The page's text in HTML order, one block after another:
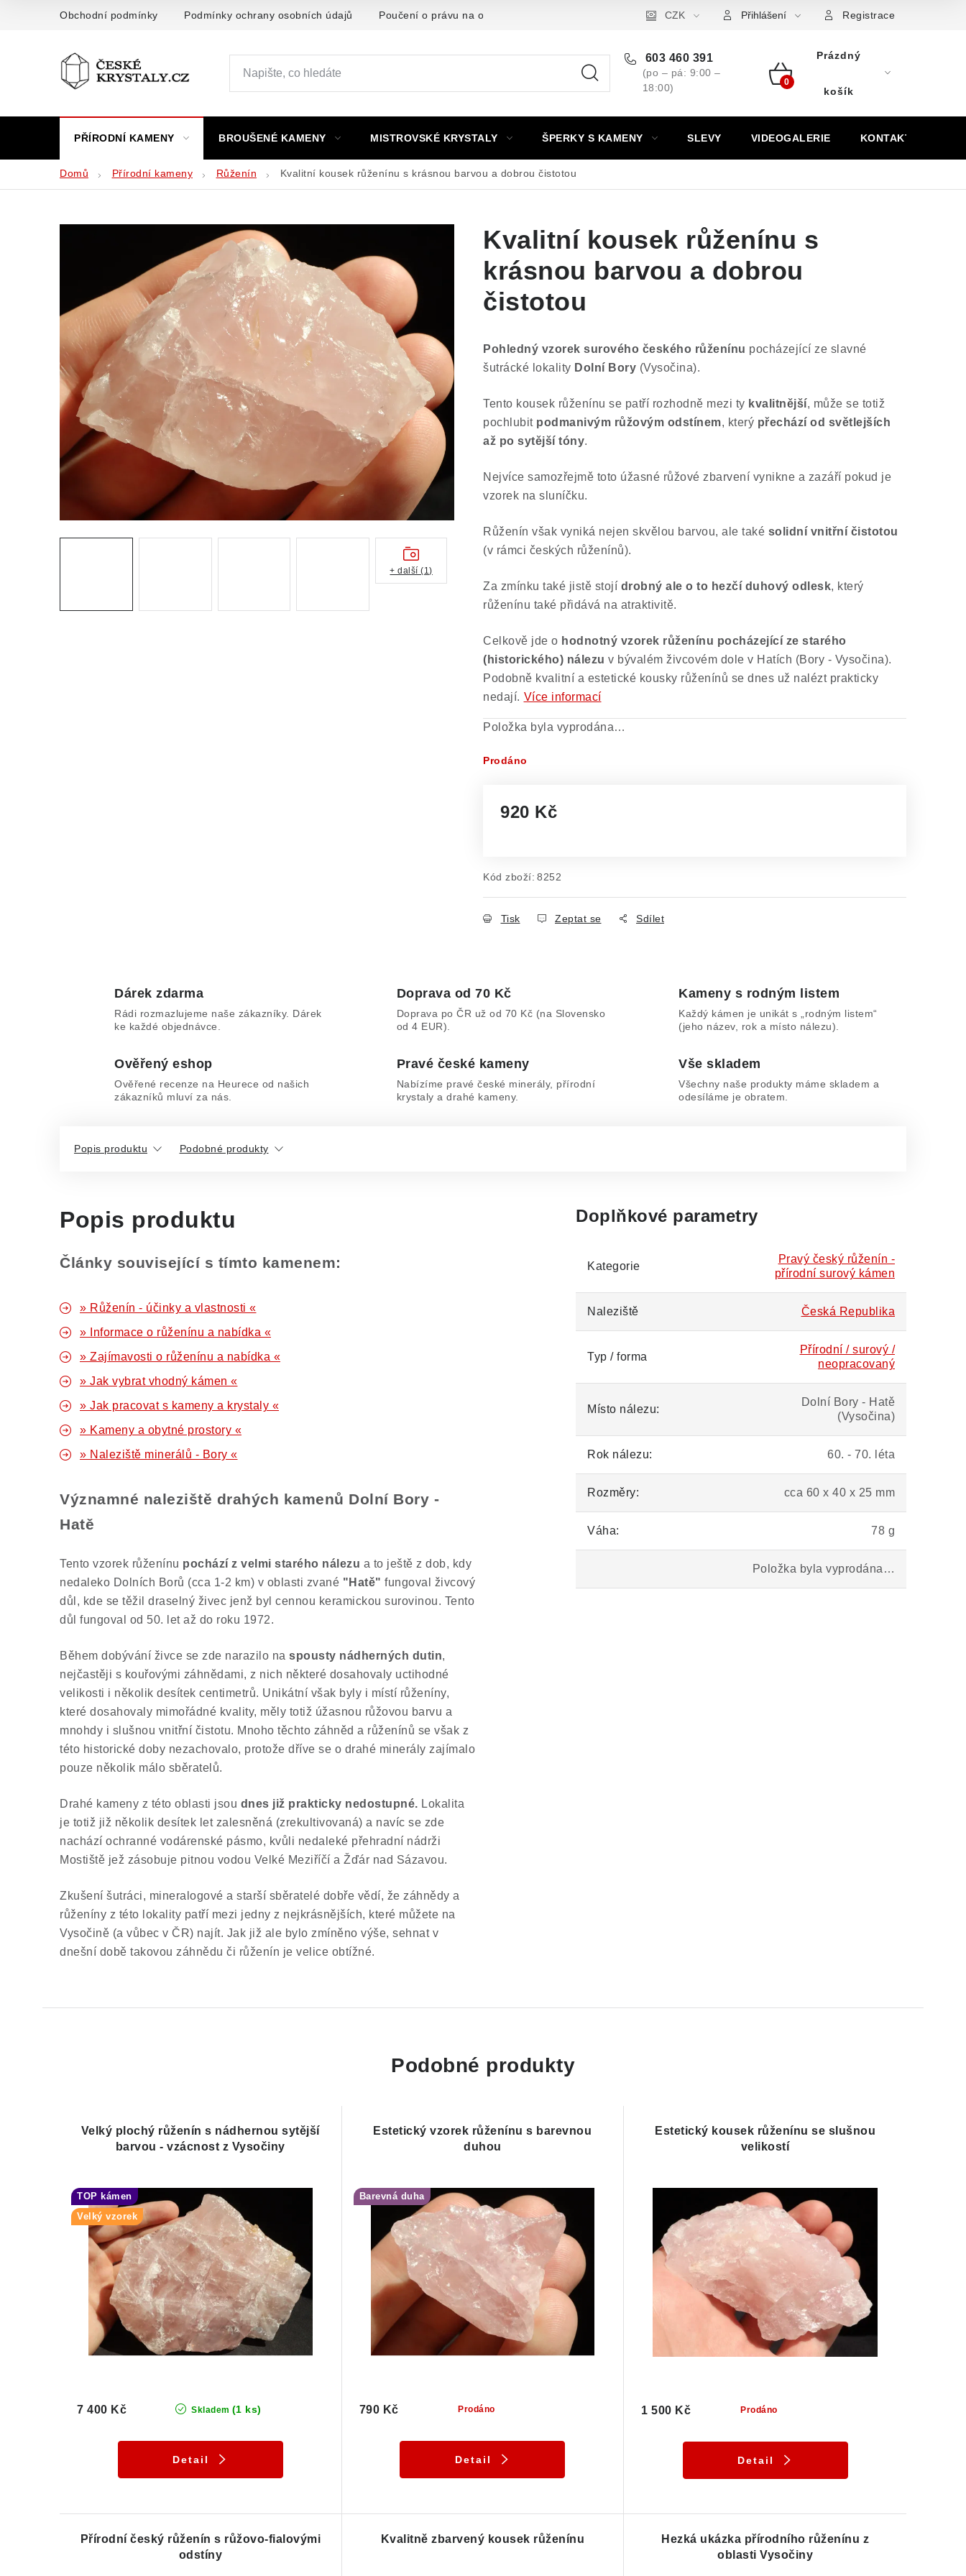
Obchodní podmínky Podmínky ochrany osobních údajů Poučení o právu na odstoupení od smlouvy Puncovní značky Výkup minerálů a drahých kamenů
CZK Přihlášení Registrace
603 460 391
(po – pá: 9:00 –
18:00)
Nákupní
Prázdný
košík
PŘÍRODNÍ KAMENY BROUŠENÉ KAMENY MISTROVSKÉ KRYSTALY ŠPERKY S KAMENY SLEVY VIDEOGALERIE KONTAKT
Domů Přírodní kameny Růženín Kvalitní kousek růženínu s krásnou barvou a dobrou čistotou
Kvalitní kousek růženínu s
krásnou barvou a dobrou
čistotou
Pohledný vzorek surového českého růženínu pocházející ze slavné
šutrácké lokality Dolní Bory (Vysočina).
Tento kousek růženínu se patří rozhodně mezi ty kvalitnější, může se totiž
pochlubit podmanivým růžovým odstínem, který přechází od světlejších
až po sytější tóny.
Nejvíce samozřejmě toto úžasné růžové zbarvení vynikne a zazáří pokud je
vzorek na sluníčku.
Růženín však vyniká nejen skvělou barvou, ale také solidní vnitřní čistotou
(v rámci českých růženínů).
Za zmínku také jistě stojí drobný ale o to hezčí duhový odlesk, který
růženínu také přidává na atraktivitě.
Celkově jde o hodnotný vzorek růženínu pocházející ze starého
(historického) nálezu v bývalém živcovém dole v Hatích (Bory - Vysočina).
Podobně kvalitní a estetické kousky růženínů se dnes už nalézt prakticky
nedají. Více informací
Položka byla vyprodána…
Prodáno
920 Kč
Kód zboží: 8252
Tisk Zeptat se Sdílet
+ další (1)
Dárek zdarma
Rádi rozmazlujeme naše zákazníky. Dárek
ke každé objednávce.
Doprava od 70 Kč
Doprava po ČR už od 70 Kč (na Slovensko
od 4 EUR).
Kameny s rodným listem
Každý kámen je unikát s „rodným listem“
(jeho název, rok a místo nálezu).
Ověřený eshop
Ověřené recenze na Heurece od našich
zákazníků mluví za nás.
Pravé české kameny
Nabízíme pravé české minerály, přírodní
krystaly a drahé kameny.
Vše skladem
Všechny naše produkty máme skladem a
odesíláme je obratem.
Popis produktu Podobné produkty
Popis produktu
Články související s tímto kamenem:
» Růženín - účinky a vlastnosti «
» Informace o růženínu a nabídka «
» Zajímavosti o růženínu a nabídka «
» Jak vybrat vhodný kámen «
» Jak pracovat s kameny a krystaly «
» Kameny a obytné prostory «
» Naleziště minerálů - Bory «
Významné naleziště drahých kamenů Dolní Bory -
Hatě
Tento vzorek růženínu pochází z velmi starého nálezu a to ještě z dob, kdy
nedaleko Dolních Borů (cca 1-2 km) v oblasti zvané "Hatě" fungoval živcový
důl, kde se těžil draselný živec jenž byl cennou keramickou surovinou. Tento
důl fungoval od 50. let až do roku 1972.
Během dobývání živce se zde narazilo na spousty nádherných dutin,
nejčastěji s kouřovými záhnědami, z nich některé dosahovaly uctihodné
velikosti i několik desítek centimetrů. Unikátní však byly i místí růženíny,
které dosahovaly mimořádné kvality, měly totiž úžasnou růžovou barvu a
mnohdy i slušnou vnitřní čistotu. Mnoho těchto záhněd a růženínů se však z
této historické doby nezachovalo, protože dříve se o drahé minerály zajímalo
pouze několik málo sběratelů.
Drahé kameny z této oblasti jsou dnes již prakticky nedostupné. Lokalita
je totiž již několik desítek let zalesněná (zrekultivovaná) a navíc se zde
nachází ochranné vodárenské pásmo, kvůli nedaleké přehradní nádrži
Mostiště jež zásobuje pitnou vodou Velké Meziříčí a Žďár nad Sázavou.
Zkušení šutráci, mineralogové a starší sběratelé dobře vědí, že záhnědy a
růženíny z této lokality patří mezi jedny z nejkrásnějších, které můžete na
Vysočině (a vůbec v ČR) najít. Jak již ale bylo zmíněno výše, sehnat v
dnešní době takovou záhnědu či růženín je velice obtížné.
Doplňkové parametry
Kategorie
Pravý český růženín -
přírodní surový kámen
Naleziště Česká Republika
Typ / forma
Přírodní / surový /
neopracovaný
Místo nálezu:
Dolní Bory - Hatě
(Vysočina)
Rok nálezu: 60. - 70. léta
Rozměry: cca 60 x 40 x 25 mm
Váha: 78 g
Položka byla vyprodána…
Podobné produkty
Velký plochý růženín s nádhernou sytější
barvou - vzácnost z Vysočiny
TOP kámen
Velký vzorek
Skladem (1 ks)
7 400 Kč
Detail
Estetický vzorek růženínu s barevnou
duhou
Barevná duha
Prodáno
790 Kč
Detail
Estetický kousek růženínu se slušnou
velikostí
Prodáno
1 500 Kč
Detail
Přírodní český růženín s růžovo-fialovými
odstíny
Kvalitně zbarvený kousek růženínu
Hezká ukázka přírodního růženínu z
oblasti Vysočiny